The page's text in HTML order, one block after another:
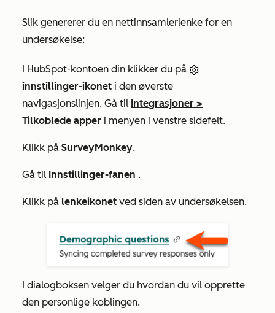
Slik genererer du en nettinnsamlerlenke for en
undersøkelse:
I HubSpot-kontoen din klikker du på
innstillinger-ikonet i den øverste
navigasjonslinjen. Gå til Integrasjoner >
Tilkoblede apper i menyen i venstre sidefelt.
Klikk på SurveyMonkey.
Gå til Innstillinger-fanen .
Klikk på lenkeikonet ved siden av undersøkelsen.
I dialogboksen velger du hvordan du vil opprette
den personlige koblingen.